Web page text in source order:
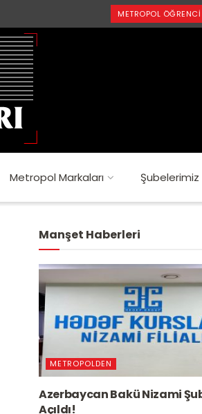
METROPOL
Metropol Markaları Şubelerimiz
Manşet Haberleri
METROPOLDEN
Azerbaycan Bakü Nizami
Açıldı!